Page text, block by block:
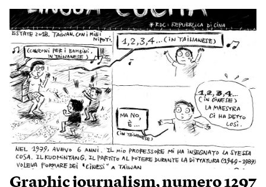
Graphic journalism, numero 1297